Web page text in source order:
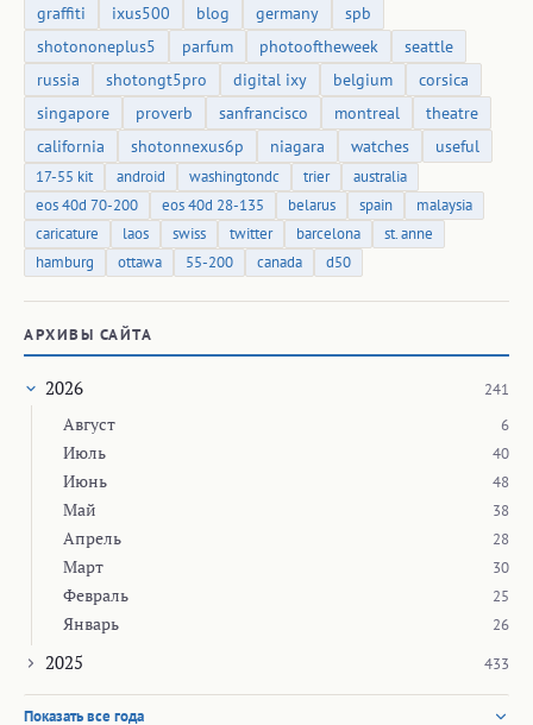
graffiti
ixus500 blog germany
spb
shotononeplus5
parfum photooftheweek
seattle
russia
shotongt5pro digital ixy belgium
corsica
singapore
proverb sanfrancisco montreal
theatre
california
shotonnexus6p niagara watches useful
17-55 kit android washingtondc trier
australia
eos 40d 70-200
eos 40d 28-135 belarus spain
malaysia
caricature
laos swiss twitter barcelona
st. anne
hamburg
ottawa 55-200 canada d50
АРХИВЫ САЙТА
2026 241
Август 6
Июль 40
Июнь 48
Май 38
Апрель 28
Март 30
Февраль 25
Январь 26
2025 433
Показать все года